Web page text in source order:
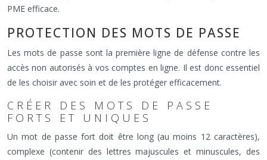
PME efficace.
PROTECTION DES MOTS DE PASSE
Les mots de passe sont la première ligne de défense contre les
accès non autorisés à vos comptes en ligne. Il est donc essentiel
de les choisir avec soin et de les protéger efficacement.
CRÉER DES MOTS DE PASSE
FORTS ET UNIQUES
Un mot de passe fort doit être long (au moins 12 caractères),
complexe (contenir des lettres majuscules et minuscules, des